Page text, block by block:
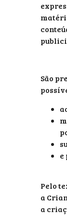
São
e
Pelo
a
a